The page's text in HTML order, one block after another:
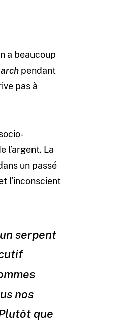
a beaucoup
pendant
pas à
l’argent. La
un passé
l’inconscient
serpent
nos
que